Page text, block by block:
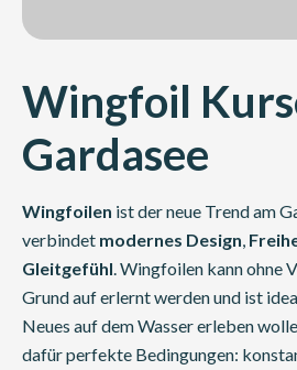
Wingfoil
Gardasee
Wingfoilen ist der neue Trend am
verbindet modernes Design
Gleitgefühl . Wingfoilen kann ohne
Grund auf erlernt werden und ist
Neues auf dem Wasser erleben
dafür perfekte Bedingungen: